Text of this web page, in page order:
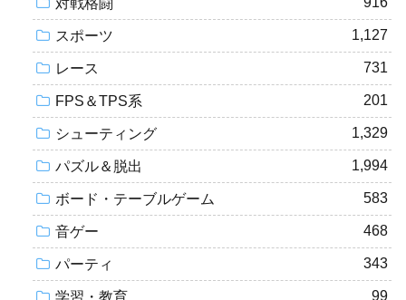
スポーツ 1,127
レース 731
FPS＆TPS系 201
シューティング 1,329
パズル＆脱出 1,994
ボード・テーブルゲーム 583
音ゲー 468
パーティ 343
学習・教育 99